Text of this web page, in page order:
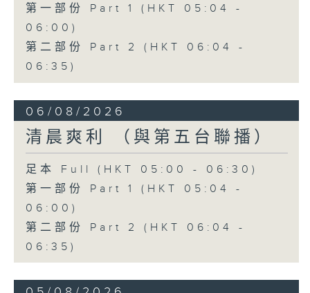
第一部份 Part 1 (HKT 05:04 -
06:00)
第二部份 Part 2 (HKT 06:04 -
06:35)
06/08/2026
清晨爽利 （與第五台聯播）
足本 Full (HKT 05:00 - 06:30)
第一部份 Part 1 (HKT 05:04 -
06:00)
第二部份 Part 2 (HKT 06:04 -
06:35)